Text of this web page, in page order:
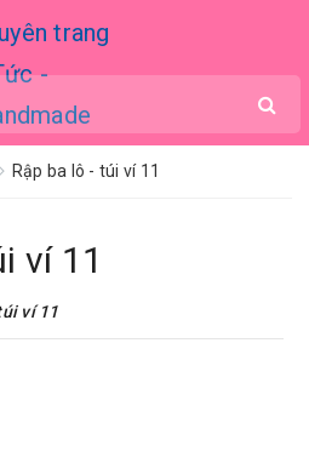
Rập ba lô - túi ví 11
ví 11
ví 11